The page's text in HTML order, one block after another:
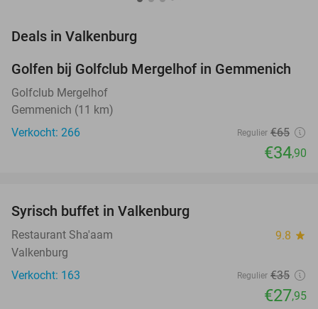
Deals in Valkenburg
46%
Golfen bij Golfclub Mergelhof in Gemmenich
Golfclub Mergelhof
Gemmenich (11 km)
Verkocht: 266
Regulier €65
€34,90
Syrisch buffet in Valkenburg
Restaurant Sha'aam 9.8 star
Valkenburg
Verkocht: 163
Regulier €35
€27,95